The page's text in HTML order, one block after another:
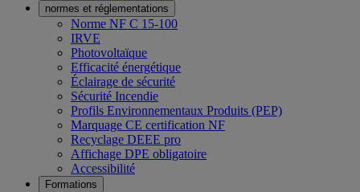
normes et réglementations
Norme NF C 15-100
IRVE
Photovoltaïque
Efficacité énergétique
Éclairage de sécurité
Sécurité Incendie
Profils Environnementaux Produits (PEP)
Marquage CE certification NF
Recyclage DEEE pro
Affichage DPE obligatoire
Accessibilité
Formations